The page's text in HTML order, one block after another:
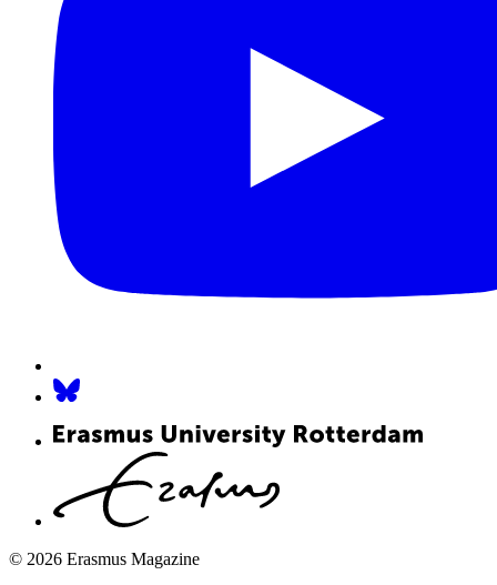
© 2026 Erasmus Magazine